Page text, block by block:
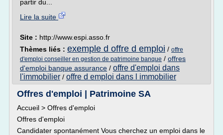
partir du...
Lire la suite
Site : http://www.espi.asso.fr
Thèmes liés : exemple d offre d emploi / offre
d'emploi conseiller en gestion de patrimoine banque / offres
d'emploi banque assurance / offre d'emploi dans
l'immobilier / offre d emploi dans l immobilier
Offres d'emploi | Patrimoine SA
Accueil > Offres d'emploi
Offres d'emploi
Candidater spontanément Vous cherchez un emploi dans le